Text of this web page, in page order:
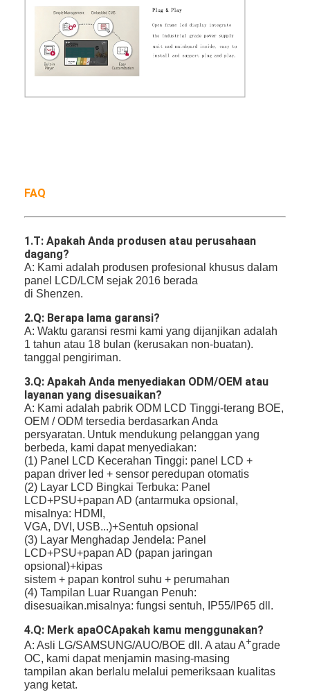
FAQ
1.T: Apakah Anda produsen atau perusahaan
dagang?
A: Kami adalah produsen profesional khusus dalam
panel LCD/LCM sejak 2016 berada
di Shenzen.
2.Q: Berapa lama garansi?
A: Waktu garansi resmi kami yang dijanjikan adalah
1 tahun atau 18 bulan (kerusakan non-buatan).
tanggal pengiriman.
3.Q: Apakah Anda menyediakan ODM/OEM atau
layanan yang disesuaikan?
A: Kami adalah pabrik ODM LCD Tinggi-terang BOE,
OEM / ODM tersedia berdasarkan Anda
persyaratan. Untuk mendukung pelanggan yang
berbeda, kami dapat menyediakan:
(1) Panel LCD Kecerahan Tinggi: panel LCD +
papan driver led + sensor peredupan otomatis
(2) Layar LCD Bingkai Terbuka: Panel
LCD+PSU+papan AD (antarmuka opsional,
misalnya: HDMI,
VGA, DVI, USB...)+Sentuh opsional
(3) Layar Menghadap Jendela: Panel
LCD+PSU+papan AD (papan jaringan
opsional)+kipas
sistem + papan kontrol suhu + perumahan
(4) Tampilan Luar Ruangan Penuh:
disesuaikan.misalnya: fungsi sentuh, IP55/IP65 dll.
4.Q: Merk apaOCApakah kamu menggunakan?
A: Asli LG/SAMSUNG/AUO/BOE dll. A atau A+grade
OC, kami dapat menjamin masing-masing
tampilan akan berlalu melalui pemeriksaan kualitas
yang ketat.